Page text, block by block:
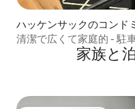
ハッケンサックのコンド
清潔で広くて家庭的 - 駐
家族と